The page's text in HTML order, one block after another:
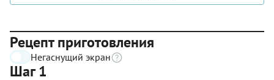
Рецепт приготовления
Негаснущий экран
Шаг 1